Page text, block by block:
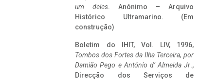
um deles. Anónimo – Arquivo
Histórico Ultramarino. (Em
construção)
Boletim do IHIT, Vol. LIV, 1996,
Tombos dos Fortes da Ilha Terceira, por
Damião Pego e António d’ Almeida Jr.,
Direcção dos Serviços de